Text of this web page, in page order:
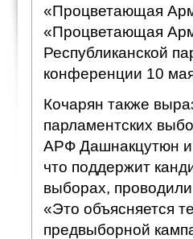
«Процветающая
«Процветающая
Республиканской
конференции 10
Кочарян также
парламентских
АРФ Дашнакцутюн и
что поддержит
выборах,
«Это объясняется
предвыборной